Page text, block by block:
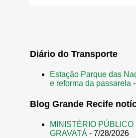
Diário do Transporte
Estação Parque das
e reforma da passarela
Blog Grande Recife
MINISTÉRIO
GRAVATÁ - 7/28/2026